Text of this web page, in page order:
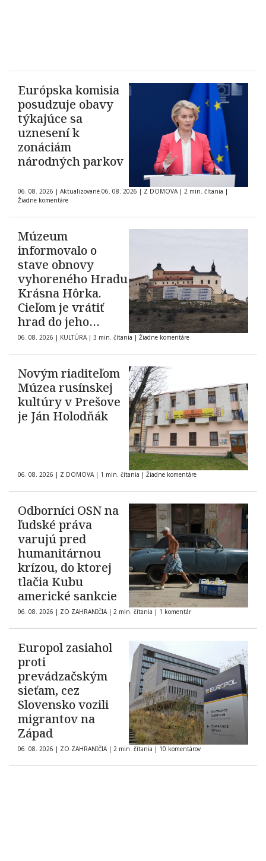
Európska komisia
posudzuje obavy
týkajúce sa
uznesení k
zonáciám
národných parkov
06. 08. 2026 | Aktualizované 06. 08. 2026 | Z DOMOVA | 2 min. čítania |
Žiadne komentáre
Múzeum
informovalo o
stave obnovy
vyhoreného Hradu
Krásna Hôrka.
Cieľom je vrátiť
hrad do jeho
pôvodnej podoby z
roku 1903
06. 08. 2026 | KULTÚRA | 3 min. čítania | Žiadne komentáre
Novým riaditeľom
Múzea rusínskej
kultúry v Prešove
je Ján Holodňák
06. 08. 2026 | Z DOMOVA | 1 min. čítania | Žiadne komentáre
Odborníci OSN na
ľudské práva
varujú pred
humanitárnou
krízou, do ktorej
tlačia Kubu
americké sankcie
06. 08. 2026 | ZO ZAHRANIČIA | 2 min. čítania | 1 komentár
Europol zasiahol
proti
prevádzačským
sieťam, cez
Slovensko vozili
migrantov na
Západ
06. 08. 2026 | ZO ZAHRANIČIA | 2 min. čítania | 10 komentárov